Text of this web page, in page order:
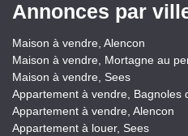
Annonces par
Maison à vendre, Alencon
Maison à vendre, Mortagne au
Maison à vendre, Sees
Appartement à vendre, Bagnoles
Appartement à vendre, Alencon
Appartement à louer, Sees